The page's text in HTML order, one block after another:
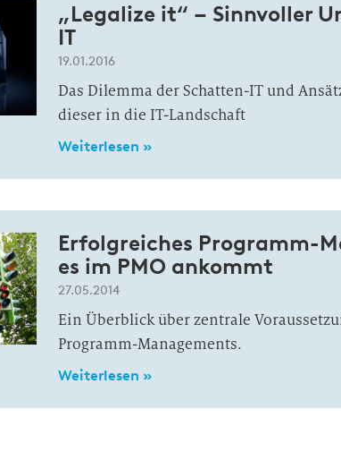
„Legalize it“ – Sinnvoller
IT
19.01.2016
Das Dilemma der Schatten-IT und
dieser in die IT-Landschaft
Weiterlesen »
Erfolgreiches Programm-
es im PMO ankommt
27.05.2014
Ein Überblick über zentrale
Programm-Managements.
Weiterlesen »